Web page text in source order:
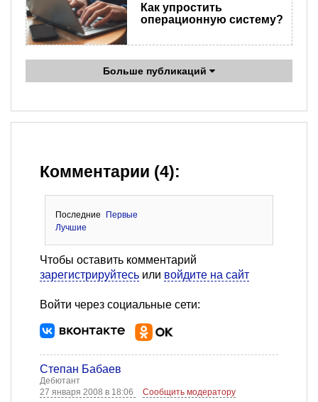
Как упростить
операционную систему?
Больше публикаций
Комментарии (4):
Последние
Первые
Лучшие
Чтобы оставить комментарий
зарегистрируйтесь или войдите на сайт
Войти через социальные сети:
Степан Бабаев
Дебютант
27 января 2008 в 18:06
Сообщить модератору